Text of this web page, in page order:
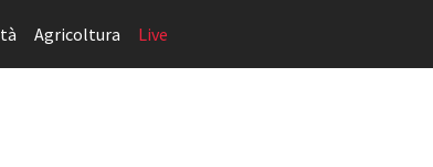
Agricoltura Live